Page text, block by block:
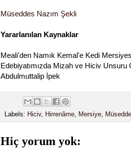
Müseddes Nazım Şekli
Yararlanılan Kaynaklar
Meali'den Namık Kemal'e Kedi
Edebiyatımızda Mizah ve Hiciv
Abdulmuttalip İpek
Labels: Hiciv, Hirrenâme, Mersiye,
Hiç yorum yok: